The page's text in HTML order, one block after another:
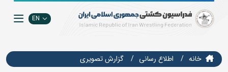
EN
خانه اطلاع رسانی گزارش تصويري